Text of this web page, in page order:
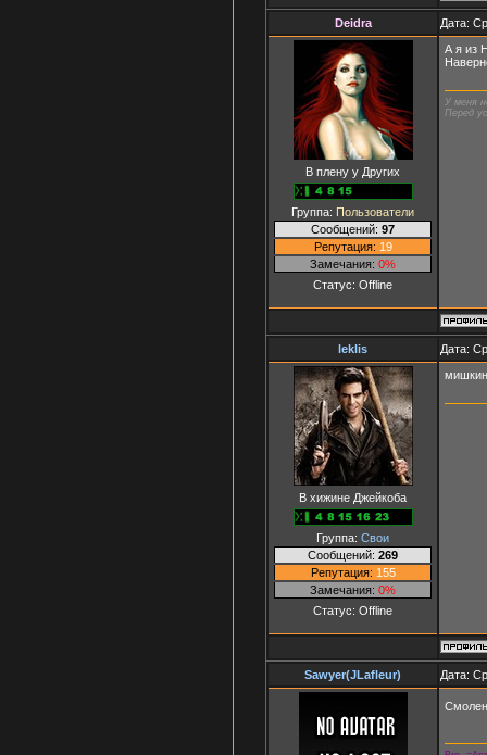
Deidra Дата:
В плену у Других
Группа: Пользователи
Сообщений: 97
Репутация: 19
Замечания: 0%
Статус: Offline
А я из
У меня
Перед
leklis Дата:
В хижине Джейкоба
Группа: Свои
Сообщений: 269
Репутация: 155
Замечания: 0%
Статус: Offline
Sawyer(JLafleur) Дата: